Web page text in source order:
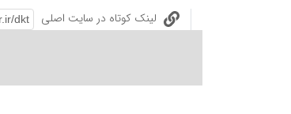
لینک کوتاه در سایت اصلی